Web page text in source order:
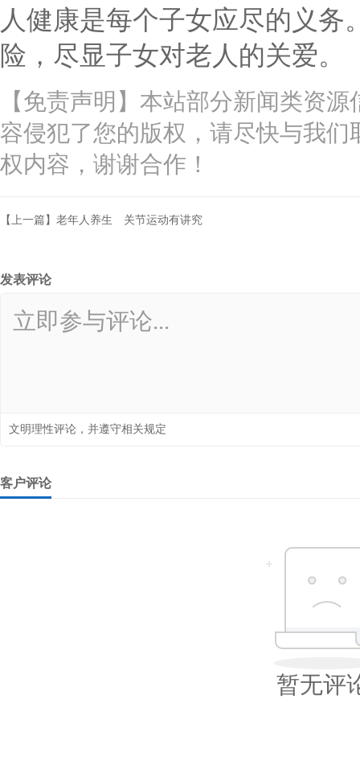
人健康是每个子女应尽的义务
险 ，尽显子女对老人的关爱。
【免责声明】本站部分新闻类资
容侵犯了您的版权，请尽快与我
权内容，谢谢合作！
【上一篇】老年人养生 关节运动有讲究
发表评论
文明理性评论，并遵守相关规定
客户评论
暂无评